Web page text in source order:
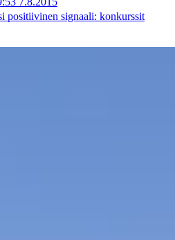
positiivinen signaali: konkurssit